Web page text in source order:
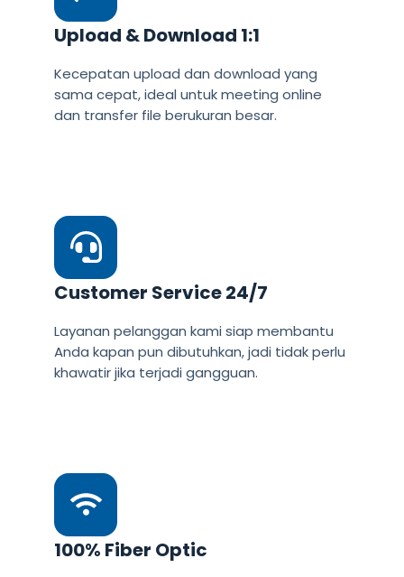
Upload & Download 1:1
Kecepatan upload dan download yang
sama cepat, ideal untuk meeting online
dan transfer file berukuran besar.
Customer Service 24/7
Layanan pelanggan kami siap membantu
Anda kapan pun dibutuhkan, jadi tidak perlu
khawatir jika terjadi gangguan.
100% Fiber Optic